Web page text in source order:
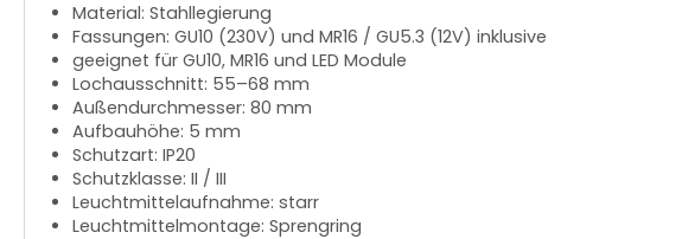
Material: Stahllegierung
Fassungen: GU10 (230V) und MR16 / GU5.3 (12V) inklusive
geeignet für GU10, MR16 und LED Module
Lochausschnitt: 55–68 mm
Außendurchmesser: 80 mm
Aufbauhöhe: 5 mm
Schutzart: IP20
Schutzklasse: II / III
Leuchtmittelaufnahme: starr
Leuchtmittelmontage: Sprengring